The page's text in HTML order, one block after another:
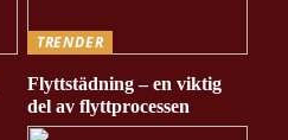
TRENDER
Flyttstädning – en viktig
del av flyttprocessen